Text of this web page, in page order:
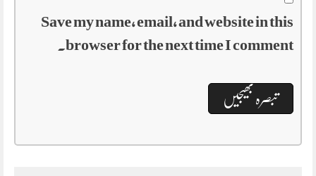
Save my name, email, and website in this
browser for the next time I comment.